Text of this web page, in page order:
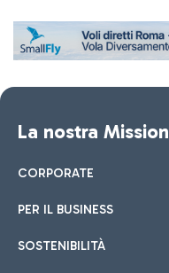
La nostra Mission
CORPORATE
PER IL BUSINESS
SOSTENIBILITÀ